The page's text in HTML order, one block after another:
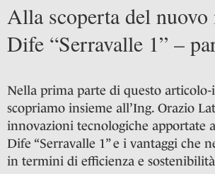
Alla scoperta del
Dife “Serravalle 1” –
Nella prima parte di questo articolo-
scopriamo insieme all’Ing. Orazio
innovazioni tecnologiche apportate
Dife “Serravalle 1” e i vantaggi che
in termini di efficienza e sostenibilità